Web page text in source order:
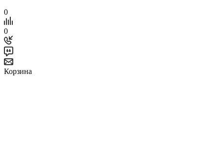
0
0
Корзина